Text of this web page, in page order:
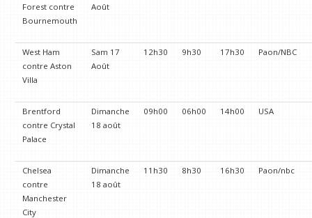
Forest contre
Bournemouth
Août
West Ham
contre Aston
Villa
Sam 17
Août
12h30 9h30 17h30 Paon/NBC
Brentford
contre Crystal
Palace
Dimanche
18 août
09h00 06h00 14h00 USA
Chelsea
contre
Manchester
City
Dimanche
18 août
11h30 8h30 16h30 Paon/nbc